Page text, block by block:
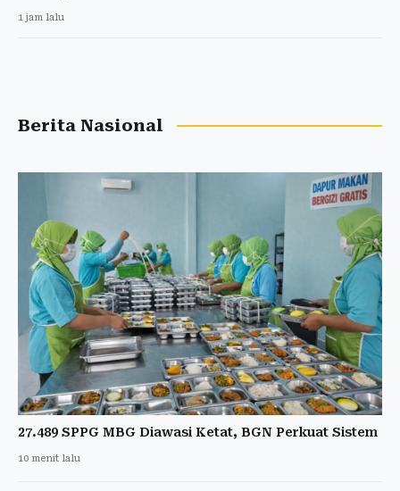
1 jam lalu
Berita Nasional
27.489 SPPG MBG Diawasi Ketat, BGN Perkuat Sistem
10 menit lalu